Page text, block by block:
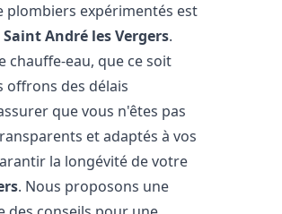
plombiers expérimentés est
Saint André les Vergers.
eau, que ce soit
offrons des délais
que vous n'êtes pas
et adaptés à vos
la longévité de votre
. Nous proposons une